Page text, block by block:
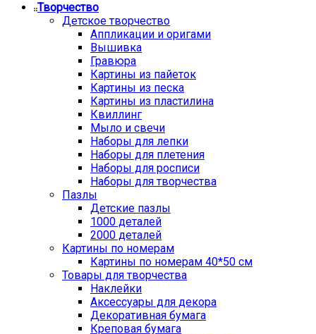
Творчество
Детское творчество
Аппликации и оригами
Вышивка
Гравюра
Картины из пайеток
Картины из песка
Картины из пластилина
Квиллинг
Мыло и свечи
Наборы для лепки
Наборы для плетения
Наборы для росписи
Наборы для творчества
Пазлы
Детские пазлы
1000 деталей
2000 деталей
Картины по номерам
Картины по номерам 40*50 см
Товары для творчества
Наклейки
Аксессуары для декора
Декоративная бумага
Креповая бумага